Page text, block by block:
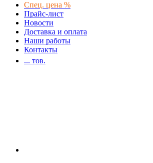
Спец. цена %
Прайс-лист
Новости
Доставка и оплата
Наши работы
Контакты
... тов.